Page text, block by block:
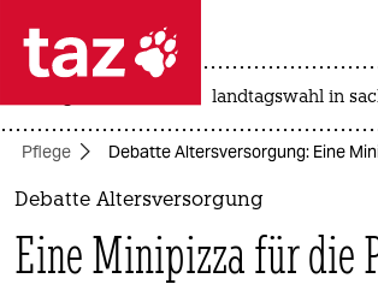
 taz zahl ich
taz zahl ich
politik
landtagswahl in
Pflege Debatte Altersversorgung: Eine
Debatte Altersversorgung
Eine Minipizza für die